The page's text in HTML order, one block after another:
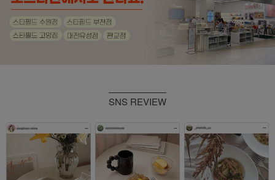
SNS REVIEW